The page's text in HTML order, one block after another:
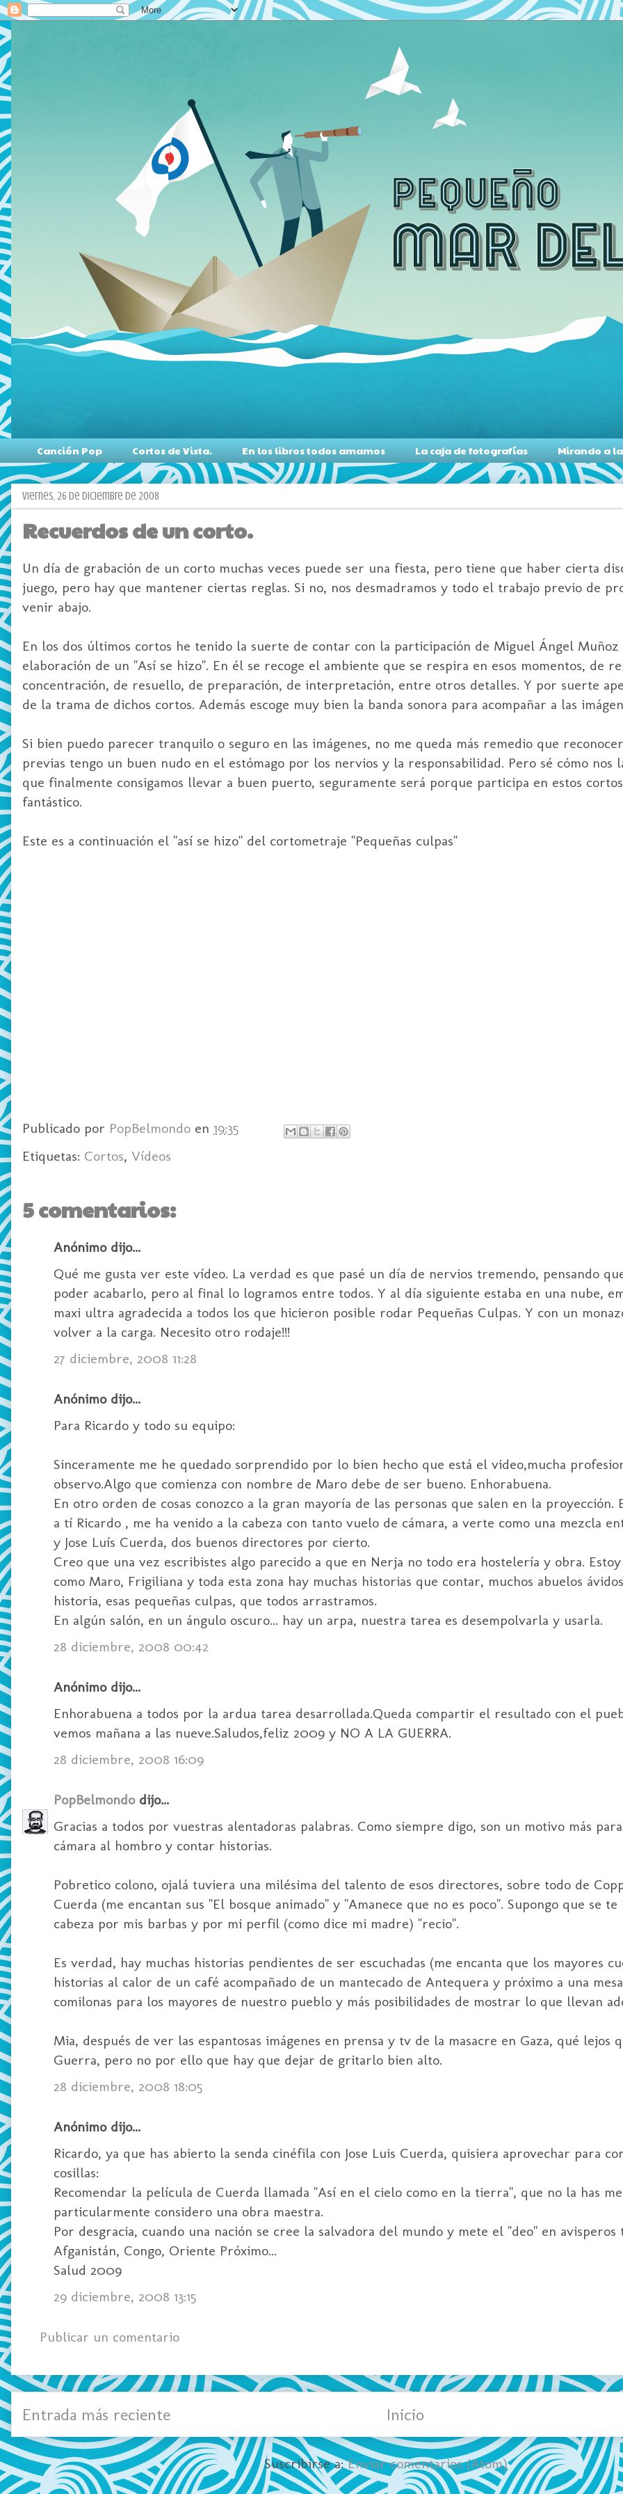
Canción Pop Cortos de Vista. En los libros todos amamos La caja de fotografías Mirando a
viernes, 26 de diciembre de 2008
Recuerdos de un corto.
Un día de grabación de un corto muchas veces puede ser una fiesta, pero tiene que haber cierta
juego, pero hay que mantener ciertas reglas. Si no, nos desmadramos y todo el trabajo previo de
venir abajo.
En los dos últimos cortos he tenido la suerte de contar con la participación de Miguel Ángel Muñoz
elaboración de un "Así se hizo". En él se recoge el ambiente que se respira en esos momentos, de
concentración, de resuello, de preparación, de interpretación, entre otros detalles. Y por suerte
de la trama de dichos cortos. Además escoge muy bien la banda sonora para acompañar a las
Si bien puedo parecer tranquilo o seguro en las imágenes, no me queda más remedio que
previas tengo un buen nudo en el estómago por los nervios y la responsabilidad. Pero sé cómo nos
que finalmente consigamos llevar a buen puerto, seguramente será porque participa en estos
fantástico.
Este es a continuación el "así se hizo" del cortometraje "Pequeñas culpas"
Publicado por PopBelmondo en 19:35
Etiquetas: Cortos, Vídeos
5 comentarios:
Anónimo dijo...
Qué me gusta ver este vídeo. La verdad es que pasé un día de nervios tremendo, pensando
poder acabarlo, pero al final lo logramos entre todos. Y al día siguiente estaba en una nube,
maxi ultra agradecida a todos los que hicieron posible rodar Pequeñas Culpas. Y con un
volver a la carga. Necesito otro rodaje!!!
27 diciembre, 2008 11:28
Anónimo dijo...
Para Ricardo y todo su equipo:
Sinceramente me he quedado sorprendido por lo bien hecho que está el video,mucha
observo.Algo que comienza con nombre de Maro debe de ser bueno. Enhorabuena.
En otro orden de cosas conozco a la gran mayoría de las personas que salen en la proyección.
a tí Ricardo , me ha venido a la cabeza con tanto vuelo de cámara, a verte como una mezcla
y Jose Luís Cuerda, dos buenos directores por cierto.
Creo que una vez escribistes algo parecido a que en Nerja no todo era hostelería y obra.
como Maro, Frigiliana y toda esta zona hay muchas historias que contar, muchos abuelos
historia, esas pequeñas culpas, que todos arrastramos.
En algún salón, en un ángulo oscuro... hay un arpa, nuestra tarea es desempolvarla y usarla.
28 diciembre, 2008 00:42
Anónimo dijo...
Enhorabuena a todos por la ardua tarea desarrollada.Queda compartir el resultado con el
vemos mañana a las nueve.Saludos,feliz 2009 y NO A LA GUERRA.
28 diciembre, 2008 16:09
PopBelmondodijo...
Gracias a todos por vuestras alentadoras palabras. Como siempre digo, son un motivo más
cámara al hombro y contar historias.
Pobretico colono, ojalá tuviera una milésima del talento de esos directores, sobre todo de
Cuerda (me encantan sus "El bosque animado" y "Amanece que no es poco". Supongo que se
cabeza por mis barbas y por mi perfil (como dice mi madre) "recio".
Es verdad, hay muchas historias pendientes de ser escuchadas (me encanta que los mayores
historias al calor de un café acompañado de un mantecado de Antequera y próximo a una
comilonas para los mayores de nuestro pueblo y más posibilidades de mostrar lo que llevan
Mia, después de ver las espantosas imágenes en prensa y tv de la masacre en Gaza, qué lejos
Guerra, pero no por ello que hay que dejar de gritarlo bien alto.
28 diciembre, 2008 18:05
Anónimo dijo...
Ricardo, ya que has abierto la senda cinéfila con Jose Luis Cuerda, quisiera aprovechar para
cosillas:
Recomendar la película de Cuerda llamada "Así en el cielo como en la tierra", que no la has
particularmente considero una obra maestra.
Por desgracia, cuando una nación se cree la salvadora del mundo y mete el "deo" en
Afganistán, Congo, Oriente Próximo...
Salud 2009
29 diciembre, 2008 13:15
Publicar un comentario
Entrada más reciente Inicio
Suscribirse a:Enviar comentarios (Atom)